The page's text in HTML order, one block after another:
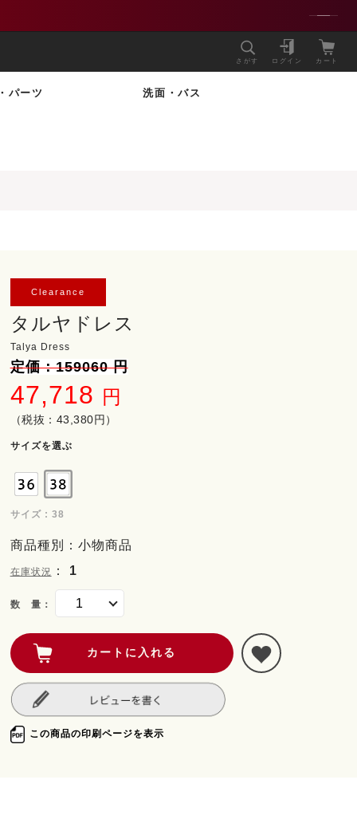
さがす ログイン カート
パーツ 洗面・バス
Clearance
タルヤドレス
Talya Dress
定価：159060 円
47,718 円
（税抜：43,380円）
サイズを選ぶ
サイズ : 38
商品種別：小物商品
在庫状況 ： 1
数 量：
この商品の印刷ページを表示